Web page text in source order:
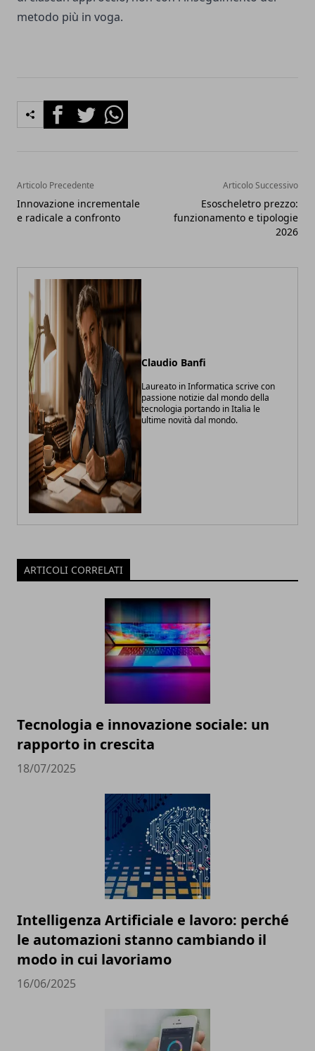
metodo più in voga.
FacebookTwitterWhatsapp
Articolo Precedente
Innovazione incrementale
e radicale a confronto
Articolo Successivo
Esoscheletro prezzo:
funzionamento e tipologie
2026
Claudio Banfi
Laureato in Informatica scrive con
passione notizie dal mondo della
tecnologia portando in Italia le
ultime novità dal mondo.
ARTICOLI CORRELATI
Tecnologia e innovazione sociale: un
rapporto in crescita
18/07/2025
Intelligenza Artificiale e lavoro: perché
le automazioni stanno cambiando il
modo in cui lavoriamo
16/06/2025